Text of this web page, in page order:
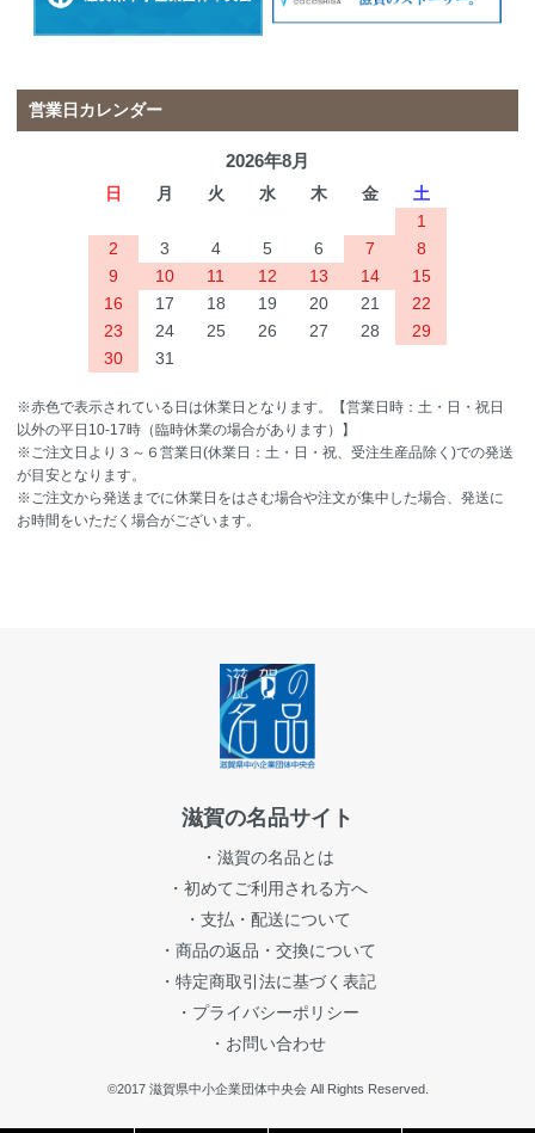
営業日カレンダー
2026年8月
日 月 火 水 木 金
土
1
2
3 4 5 6 7
8
9
10 11 12 13 14
15
16
17 18 19 20 21
22
23
24 25 26 27 28
29
30
31
※赤色で表示されている日は休業日となります。【営業日時：土・日・祝日
以外の平日10-17時（臨時休業の場合があります）】
※ご注文日より３～６営業日(休業日：土・日・祝、受注生産品除く)での発送
が目安となります。
※ご注文から発送までに休業日をはさむ場合や注文が集中した場合、発送に
お時間をいただく場合がございます。
滋賀の名品サイト
・滋賀の名品とは
・初めてご利用される方へ
・支払・配送について
・商品の返品・交換について
・特定商取引法に基づく表記
・プライバシーポリシー
・お問い合わせ
©2017 滋賀県中小企業団体中央会 All Rights Reserved.